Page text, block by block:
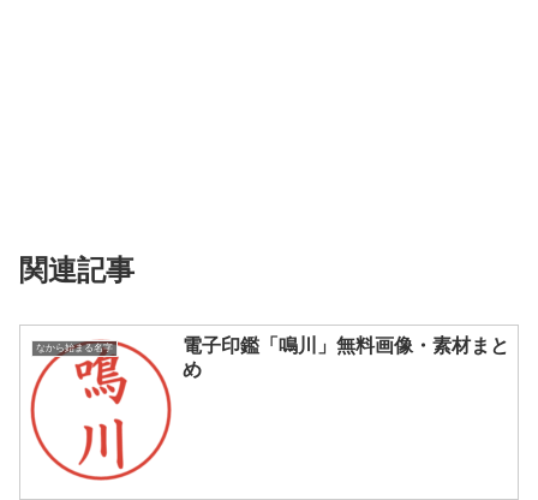
関連記事
なから始まる名字
電子印鑑「鳴川」無料画像・素材まと
め